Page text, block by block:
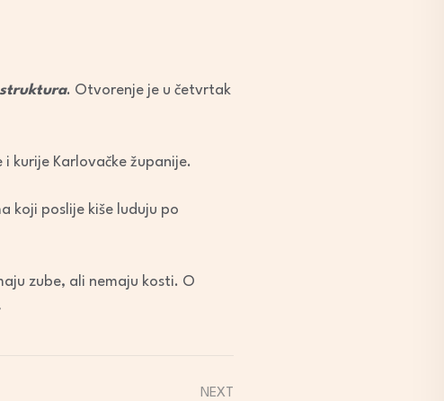
. Otvorenje je u četvrtak
Karlovačke županije.
koji poslije kiše luduju po
zube, ali nemaju kosti. O
NEXT